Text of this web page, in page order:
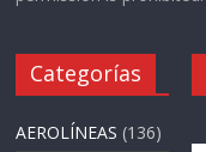
Categorías
AEROLÍNEAS (136)